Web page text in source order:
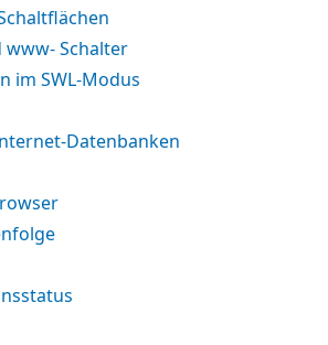
www- Schalter
im SWL-Modus
Datenbanken